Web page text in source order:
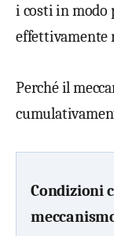
i costi in modo
effettivamente
Perché il
Condizioni